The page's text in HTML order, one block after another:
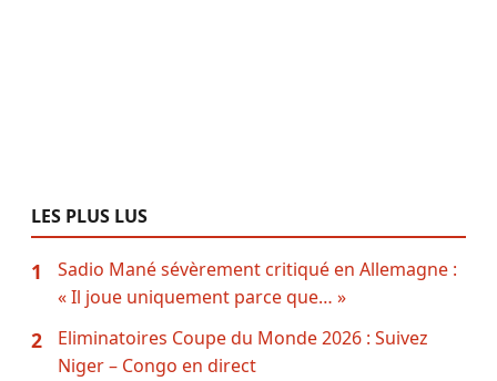
LES PLUS LUS
1
Sadio Mané sévèrement critiqué en Allemagne :
« Il joue uniquement parce que… »
2
Eliminatoires Coupe du Monde 2026 : Suivez
Niger – Congo en direct